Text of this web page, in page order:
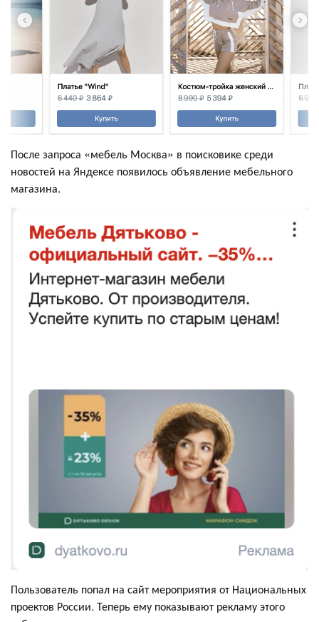
После запроса «мебель Москва» в поисковике среди
новостей на Яндексе появилось объявление мебельного
магазина.
Пользователь попал на сайт мероприятия от Национальных
проектов России. Теперь ему показывают рекламу этого